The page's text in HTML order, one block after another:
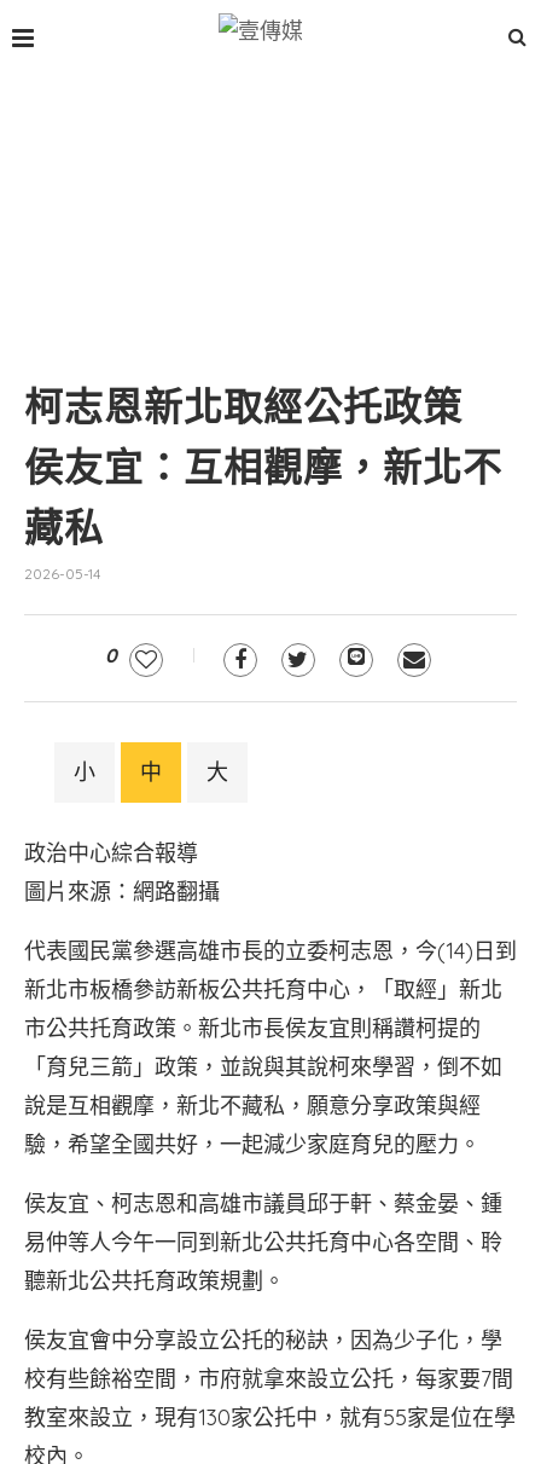
柯志恩新北取經公托政策
侯友宜：互相觀摩，新北不
藏私
2026-05-14
0
小 中 大
政治中心綜合報導
圖片來源：網路翻攝
代表國民黨參選高雄市長的立委柯志恩，今(14)日到
新北市板橋參訪新板公共托育中心，「取經」新北
市公共托育政策。新北市長侯友宜則稱讚柯提的
「育兒三箭」政策，並說與其說柯來學習，倒不如
說是互相觀摩，新北不藏私，願意分享政策與經
驗，希望全國共好，一起減少家庭育兒的壓力。
侯友宜、柯志恩和高雄市議員邱于軒、蔡金晏、鍾
易仲等人今午一同到新北公共托育中心各空間、聆
聽新北公共托育政策規劃。
侯友宜會中分享設立公托的秘訣，因為少子化，學
校有些餘裕空間，市府就拿來設立公托，每家要7間
教室來設立，現有130家公托中，就有55家是位在學
校內。